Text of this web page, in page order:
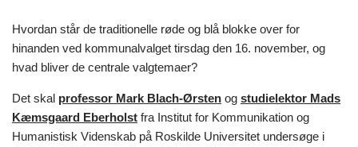
Hvordan står de traditionelle røde og blå blokke over for
hinanden ved kommunalvalget tirsdag den 16. november, og
hvad bliver de centrale valgtemaer?
Det skal professor Mark Blach-Ørsten og studielektor Mads
Kæmsgaard Eberholst fra Institut for Kommunikation og
Humanistisk Videnskab på Roskilde Universitet undersøge i